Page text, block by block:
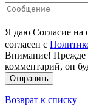
Я даю Согласие на
согласен с
Внимание! Прежде
комментарий, он
Отправить
Возврат к списку